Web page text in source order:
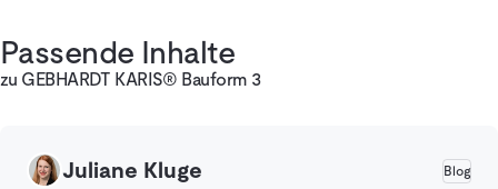
Passende Inhalte
zu GEBHARDT KARIS® Bauform 3
Juliane Kluge Blog